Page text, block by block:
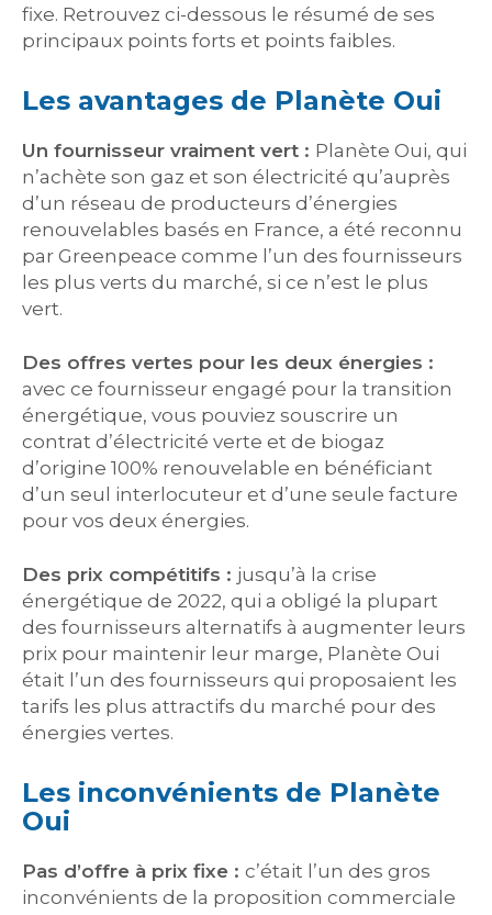
fixe. Retrouvez ci-dessous le résumé de ses
principaux points forts et points faibles.
Les avantages de Planète Oui
Un fournisseur vraiment vert : Planète Oui, qui
n’achète son gaz et son électricité qu’auprès
d’un réseau de producteurs d’énergies
renouvelables basés en France, a été reconnu
par Greenpeace comme l’un des fournisseurs
les plus verts du marché, si ce n’est le plus
vert.
Des offres vertes pour les deux énergies :
avec ce fournisseur engagé pour la transition
énergétique, vous pouviez souscrire un
contrat d’électricité verte et de biogaz
d’origine 100% renouvelable en bénéficiant
d’un seul interlocuteur et d’une seule facture
pour vos deux énergies.
Des prix compétitifs : jusqu’à la crise
énergétique de 2022, qui a obligé la plupart
des fournisseurs alternatifs à augmenter leurs
prix pour maintenir leur marge, Planète Oui
était l’un des fournisseurs qui proposaient les
tarifs les plus attractifs du marché pour des
énergies vertes.
Les inconvénients de Planète
Oui
Pas d’offre à prix fixe : c’était l’un des gros
inconvénients de la proposition commerciale